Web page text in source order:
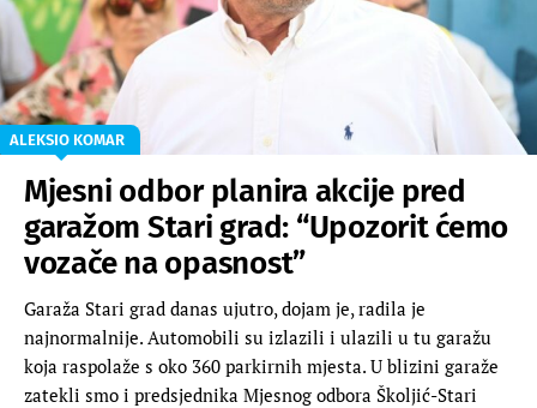
ALEKSIO KOMAR
Mjesni odbor planira akcije pred
garažom Stari grad: “Upozorit ćemo
vozače na opasnost”
Garaža Stari grad danas ujutro, dojam je, radila je
najnormalnije. Automobili su izlazili i ulazili u tu garažu
koja raspolaže s oko 360 parkirnih mjesta. U blizini garaže
zatekli smo i predsjednika Mjesnog odbora Školjić-Stari